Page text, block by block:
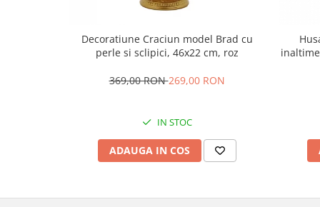
Decoratiune Craciun model Brad cu
perle si sclipici, 46x22 cm, roz
369,00 RON269,00 RON
IN STOC
ADAUGA IN COS